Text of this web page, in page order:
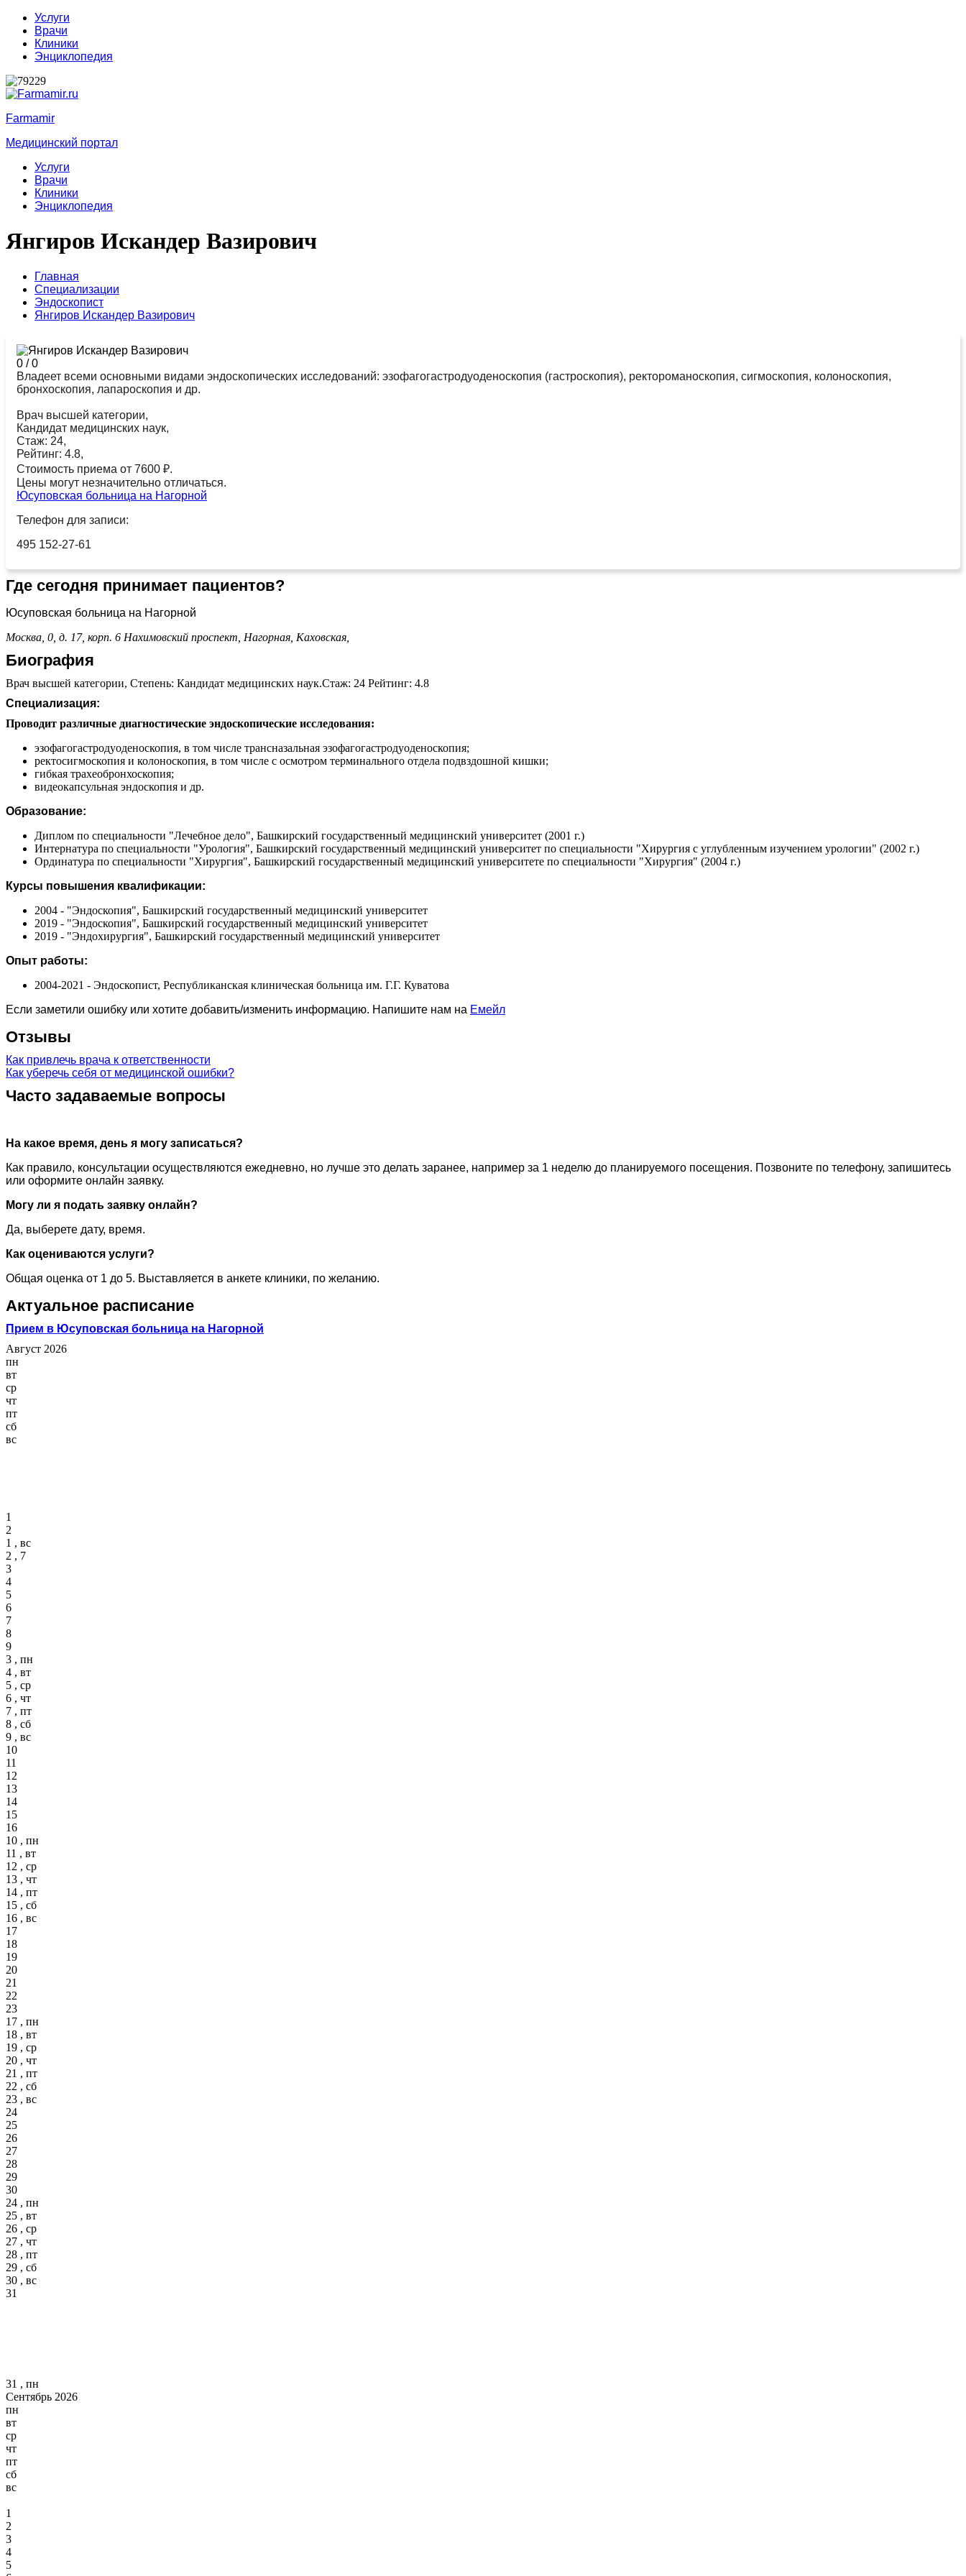
Услуги
Врачи
Клиники
Энциклопедия
Farmamir
Медицинский портал
Услуги
Врачи
Клиники
Энциклопедия
Янгиров Искандер Вазирович
Главная
Специализации
Эндоскопист
Янгиров Искандер Вазирович
0 /0
Владеет всеми основными видами эндоскопических исследований: эзофагогастродуоденоскопия (гастроскопия), ректороманоскопия, сигмоскопия, колоноскопия,
бронхоскопия, лапароскопия и др.
Врач высшей категории,
Кандидат медицинских наук,
Стаж: 24,
Рейтинг: 4.8,
Стоимость приема от 7600 ₽.
Цены могут незначительно отличаться.
Юсуповская больница на Нагорной
Телефон для записи:
495 152-27-61
Где сегодня принимает пациентов?
Юсуповская больница на Нагорной
Москва, 0, д. 17, корп. 6 Нахимовский проспект, Нагорная, Каховская,
Биография
Врач высшей категории, Степень: Кандидат медицинских наук.Стаж: 24 Рейтинг: 4.8
Специализация:
Проводит различные диагностические эндоскопические исследования:
эзофагогастродуоденоскопия, в том числе трансназальная эзофагогастродуоденоскопия;
ректосигмоскопия и колоноскопия, в том числе с осмотром терминального отдела подвздошной кишки;
гибкая трахеобронхоскопия;
видеокапсульная эндоскопия и др.
Образование:
Диплом по специальности "Лечебное дело", Башкирский государственный медицинский университет (2001 г.)
Интернатура по специальности "Урология", Башкирский государственный медицинский университет по специальности "Хирургия с углубленным изучением урологии" (2002 г.)
Ординатура по специальности "Хирургия", Башкирский государственный медицинский университете по специальности "Хирургия" (2004 г.)
Курсы повышения квалификации:
2004 - "Эндоскопия", Башкирский государственный медицинский университет
2019 - "Эндоскопия", Башкирский государственный медицинский университет
2019 - "Эндохирургия", Башкирский государственный медицинский университет
Опыт работы:
2004-2021 - Эндоскопист, Республиканская клиническая больница им. Г.Г. Куватова
Если заметили ошибку или хотите добавить/изменить информацию. Напишите нам на Емейл
Отзывы
Как привлечь врача к ответственности
Как уберечь себя от медицинской ошибки?
Часто задаваемые вопросы
На какое время, день я могу записаться?
Как правило, консультации осуществляются ежедневно, но лучше это делать заранее, например за 1 неделю до планируемого посещения. Позвоните по телефону, запишитесь
или оформите онлайн заявку.
Могу ли я подать заявку онлайн?
Да, выберете дату, время.
Как оцениваются услуги?
Общая оценка от 1 до 5. Выставляется в анкете клиники, по желанию.
Актуальное расписание
Прием в Юсуповская больница на Нагорной
Август 2026
пн
вт
ср
чт
пт
сб
вс
1
2
1 , вс
2 , 7
3
4
5
6
7
8
9
3 , пн
4 , вт
5 , ср
6 , чт
7 , пт
8 , сб
9 , вс
10
11
12
13
14
15
16
10 , пн
11 , вт
12 , ср
13 , чт
14 , пт
15 , сб
16 , вс
17
18
19
20
21
22
23
17 , пн
18 , вт
19 , ср
20 , чт
21 , пт
22 , сб
23 , вс
24
25
26
27
28
29
30
24 , пн
25 , вт
26 , ср
27 , чт
28 , пт
29 , сб
30 , вс
31
31 , пн
Сентябрь 2026
пн
вт
ср
чт
пт
сб
вс
1
2
3
4
5